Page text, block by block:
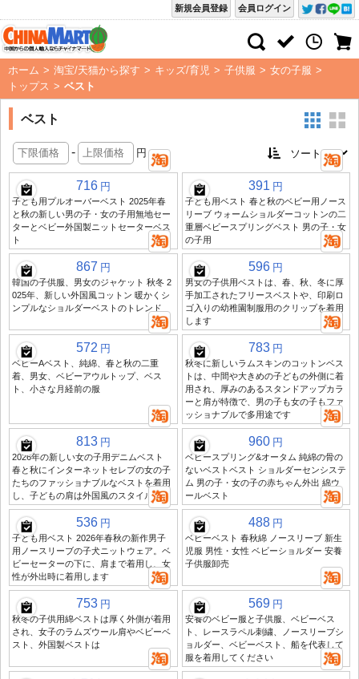
会員ログイン
新規会員登録
ホーム > 淘宝/天猫から探す > キッズ/育児 > 子供服 > 女の子服 >
トップス > ベスト
ベスト
- 円
716 円
子ども用プルオーバーベスト 2025年春
と秋の新しい男の子・女の子用無地セー
ターとベビー外国製ニットセーターベス
ト
391 円
子ども用ベスト 春と秋のベビー用ノース
リーブ ウォームショルダーコットンの二
重層ベビースプリングベスト 男の子・女
の子用
867 円
韓国の子供服、男女のジャケット 秋冬 2
025年、新しい外国風コットン 暖かくシ
ンプルなショルダーベストのトレンド
596 円
男女の子供用ベストは、春、秋、冬に厚
手加工されたフリースベストや、印刷ロ
ゴ入りの幼稚園制服用のクリップを着用
します
572 円
ベビーAベスト、純綿、春と秋の二重
着、男女、ベビーアウルトップ、ベス
ト、小さな月経前の服
783 円
秋冬に新しいラムスキンのコットンベス
トは、中間や大きめの子どもの外側に着
用され、厚みのあるスタンドアップカラ
ーと肩が特徴で、男の子も女の子もファ
ッショナブルで多用途です
813 円
2026年の新しい女の子用デニムベスト
春と秋にインターネットセレブの女の子
たちのファッショナブルなベストを着用
し、子どもの肩は外国風のスタイルです
960 円
ベビースプリング&オータム 純綿の骨の
ないベストベスト ショルダーセンシステ
ム 男の子・女の子の赤ちゃん外出 綿ウ
ールベスト
536 円
子ども用ベスト 2026年春秋の新作男子
用ノースリーブの子犬ニットウェア。ベ
ビーセーターの下に、肩まで着用し、女
性が外出時に着用します
488 円
ベビーベスト 春秋綿 ノースリーブ 新生
児服 男性・女性 ベビーショルダー 安養
子供服卸売
753 円
秋冬の子供用綿ベストは厚く外側が着用
され、女子のラムズウール肩やベビーベ
スト、外国製ベストは
569 円
安養のベビー服と子供服、ベビーベス
ト、レースラペル刺繍、ノースリーブシ
ョルダー、ベビーベスト、船を代表して
服を着用してください